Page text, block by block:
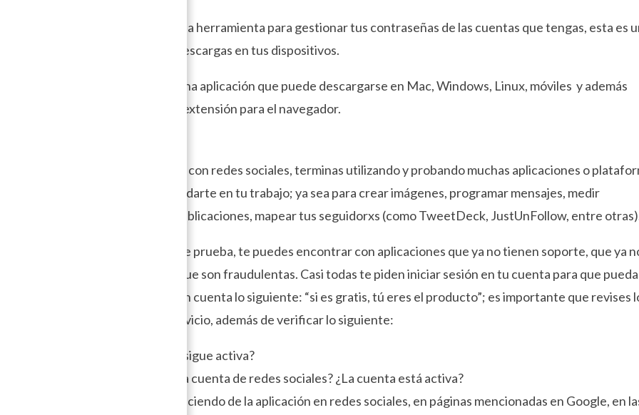
. Es una herramienta para gestionar tus contraseñas de las cuentas que tengas, esta es
programa que descargas en tus dispositivos.
. Es una aplicación que puede descargarse en Mac, Windows, Linux, móviles y además
cuenta con una extensión para el navegador.
Cuando trabajas con redes sociales, terminas utilizando y probando muchas aplicaciones o
que ofrecen ayudarte en tu trabajo; ya sea para crear imágenes, programar mensajes, medir
resultados de publicaciones, mapear tus seguidorxs (como TweetDeck, JustUnFollow, entre
En ese camino de prueba, te puedes encontrar con aplicaciones que ya no tienen soporte, que ya
son vigentes o que son fraudulentas. Casi todas te piden iniciar sesión en tu cuenta para que
utilizarlas. Ten en cuenta lo siguiente: “si es gratis, tú eres el producto”; es importante que revises
Términos de Servicio, además de verificar lo siguiente:
– ¿La aplicación sigue activa?
– ¿Tienen alguna cuenta de redes sociales? ¿La cuenta está activa?
– ¿Qué se está diciendo de la aplicación en redes sociales, en páginas mencionadas en Google, en